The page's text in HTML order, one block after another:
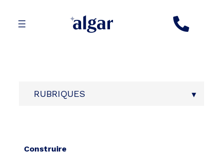
RUBRIQUES
Construire